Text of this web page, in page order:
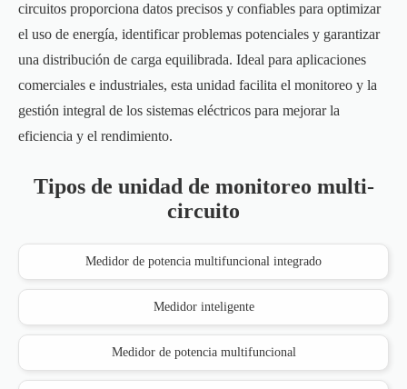
circuitos proporciona datos precisos y confiables para optimizar
el uso de energía, identificar problemas potenciales y garantizar
una distribución de carga equilibrada. Ideal para aplicaciones
comerciales e industriales, esta unidad facilita el monitoreo y la
gestión integral de los sistemas eléctricos para mejorar la
eficiencia y el rendimiento.
Tipos de unidad de monitoreo multi-
circuito
Medidor de potencia multifuncional integrado
Medidor inteligente
Medidor de potencia multifuncional